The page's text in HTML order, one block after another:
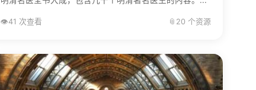
👁️41 次查看 📎 20 个资源